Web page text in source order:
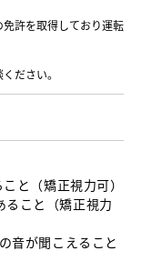
許を取得しており運転
ださい。
と （矯正視力可）
こと（矯正視力
音が聞こえること